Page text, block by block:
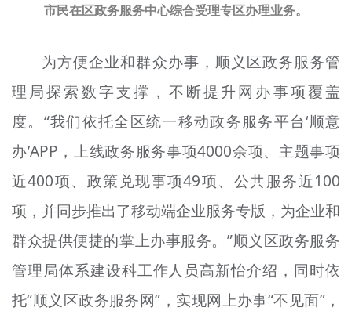
市民在区政务服务中心综合受理专区办理业务。
为方便企业和群众办事，顺义区政务服务管
理局探索数字支撑，不断提升网办事项覆盖
度。“我们依托全区统一移动政务服务平台‘顺意
办’APP，上线政务服务事项4000余项、主题事项
近400项、政策兑现事项49项、公共服务近100
项，并同步推出了移动端企业服务专版，为企业和
群众提供便捷的掌上办事服务。”顺义区政务服务
管理局体系建设科工作人员高新怡介绍，同时依
托“顺义区政务服务网”，实现网上办事“不见面”，